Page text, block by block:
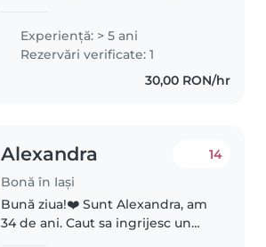
numeroasele mele pasiuni pot
aminti lectura, voluntariatul,
pictura și explorarea. Sunt o fire..
Experienţă: > 5 ani
Rezervări verificate: 1
30,00 RON/hr
Alexandra
Bonă în Iași
14
Bună ziua!❤️ Sunt Alexandra, am
34 de ani. Caut sa ingrijesc un